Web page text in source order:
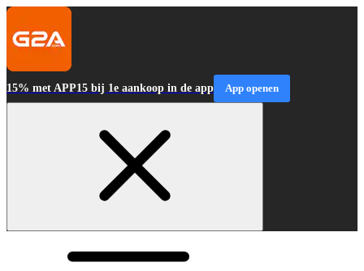
15% met APP15 bij 1e aankoop in de app App openen